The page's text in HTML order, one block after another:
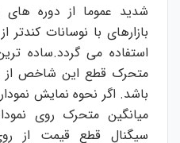
شدید عموما از دوره
بازارهای با نوسانات کندتر
استفاده می گردد.ساده
متحرک قطع این شاخص از
باشد. اگر نحوه نمایش
میانگین متحرک روی
سیگنال قطع قیمت از